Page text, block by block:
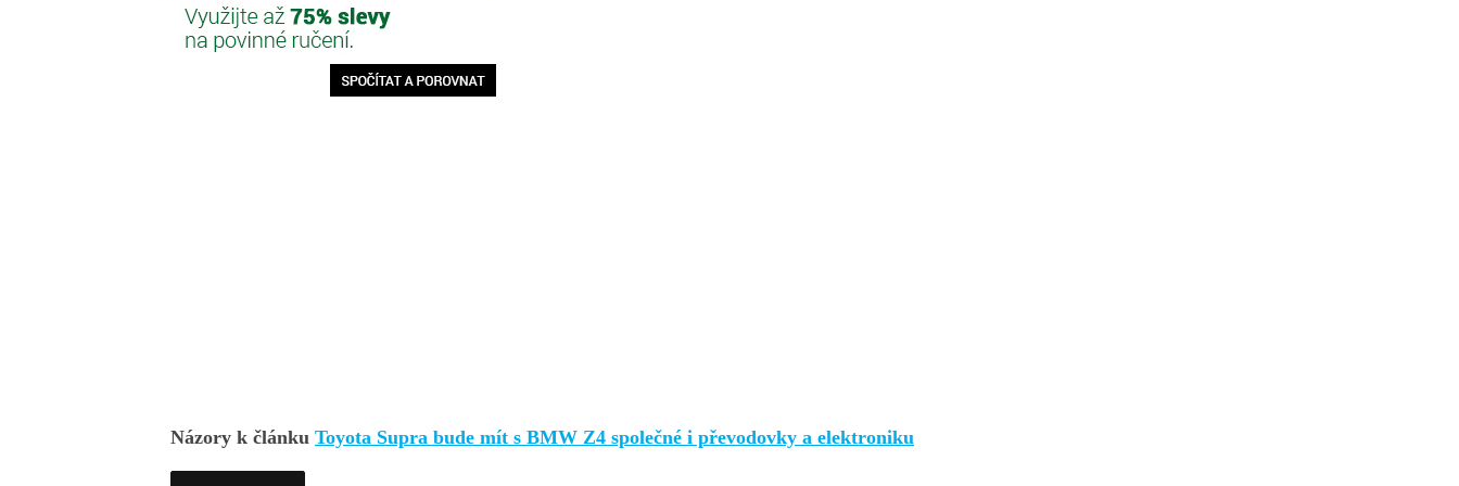
Názory k článku Toyota Supra bude mít s BMW Z4 společné i převodovky a elektroniku